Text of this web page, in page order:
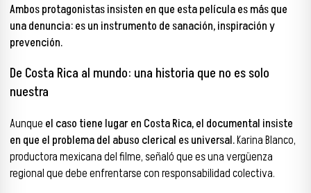
Ambos protagonistas insisten en que esta película es más que
una denuncia: es un instrumento de sanación, inspiración y
prevención.
De Costa Rica al mundo: una historia que no es solo
nuestra
Aunque el caso tiene lugar en Costa Rica, el documental insiste
en que el problema del abuso clerical es universal.Karina Blanco,
productora mexicana del filme, señaló que es una vergüenza
regional que debe enfrentarse con responsabilidad colectiva.